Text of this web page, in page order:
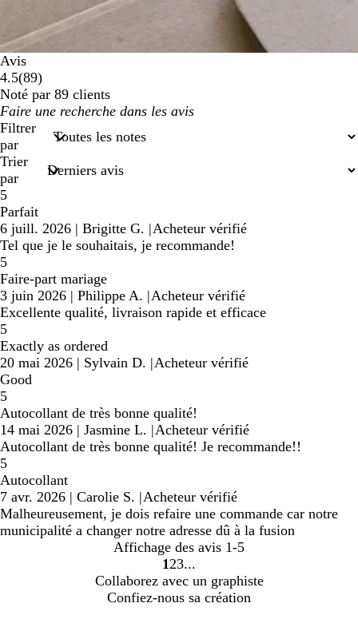
Avis
4.5(8989
avis
)
Noté par 89 clients
Mes
saisies
de
recherche
Filtrer
par
Trier
par
5
Parfait
6 juill. 2026 | Brigitte G. |Acheteur vérifié
Tel que je le souhaitais, je recommande!
5
Faire-part mariage
3 juin 2026 | Philippe A. |Acheteur vérifié
Excellente qualité, livraison rapide et efficace
5
Exactly as ordered
20 mai 2026 | Sylvain D. |Acheteur vérifié
Good
5
Autocollant de très bonne qualité!
14 mai 2026 | Jasmine L. |Acheteur vérifié
Autocollant de très bonne qualité! Je recommande!!
5
Autocollant
7 avr. 2026 | Carolie S. |Acheteur vérifié
Malheureusement, je dois refaire une commande car notre
municipalité a changer notre adresse dû à la fusion
Affichage des avis 1-5
Accéder
à
la
1 Accéder
à
la
2 Accéder
à
la
3
Collaborez avec un graphiste
Confiez-nous sa création